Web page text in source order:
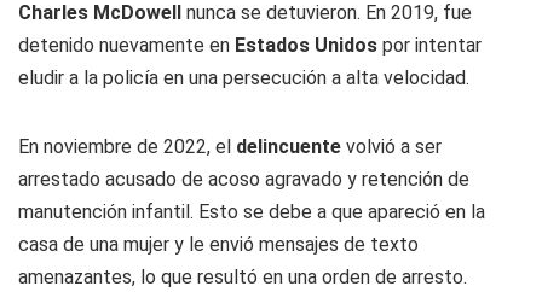
Charles McDowell nunca se detuvieron. En 2019, fue
detenido nuevamente en Estados Unidos por intentar
eludir a la policía en una persecución a alta velocidad.
En noviembre de 2022, el delincuente volvió a ser
arrestado acusado de acoso agravado y retención de
manutención infantil. Esto se debe a que apareció en la
casa de una mujer y le envió mensajes de texto
amenazantes, lo que resultó en una orden de arresto.